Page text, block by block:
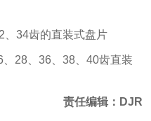
、34齿的直装式盘片
、28、36、38、40齿直装
责任编辑：DJR